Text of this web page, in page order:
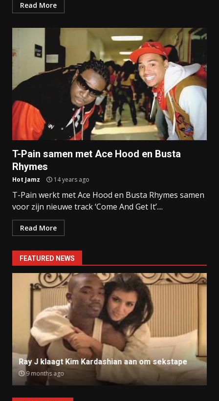
Read More
T-Pain samen met Ace Hood en Busta
Rhymes
Hot Jamz 14 years ago
T-Pain werkt met Ace Hood en Busta Rhymes samen
voor zijn nieuwe track ‘Come And Get It’....
Read More
FEATURED NEWS
Ray J klaagt Kim Kardashian aan om sekstape
9 months ago